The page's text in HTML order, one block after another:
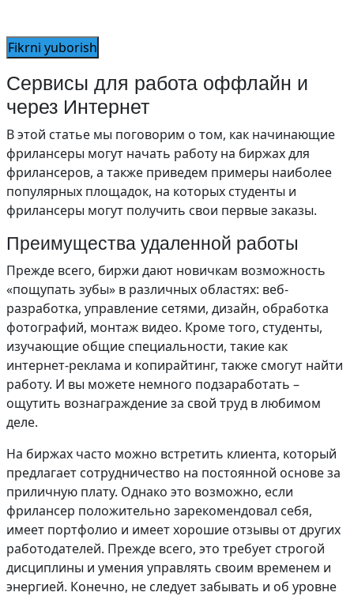
Сервисы для работа оффлайн и
через Интернет
В этой статье мы поговорим о том, как начинающие
фрилансеры могут начать работу на биржах для
фрилансеров, а также приведем примеры наиболее
популярных площадок, на которых студенты и
фрилансеры могут получить свои первые заказы.
Преимущества удаленной работы
Прежде всего, биржи дают новичкам возможность
«пощупать зубы» в различных областях: веб-
разработка, управление сетями, дизайн, обработка
фотографий, монтаж видео. Кроме того, студенты,
изучающие общие специальности, такие как
интернет-реклама и копирайтинг, также смогут найти
работу. И вы можете немного подзаработать –
ощутить вознаграждение за свой труд в любимом
деле.
На биржах часто можно встретить клиента, который
предлагает сотрудничество на постоянной основе за
приличную плату. Однако это возможно, если
фрилансер положительно зарекомендовал себя,
имеет портфолио и имеет хорошие отзывы от других
работодателей. Прежде всего, это требует строгой
дисциплины и умения управлять своим временем и
энергией. Конечно, не следует забывать и об уровне